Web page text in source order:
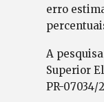
erro
A
Superior
PR-07034/